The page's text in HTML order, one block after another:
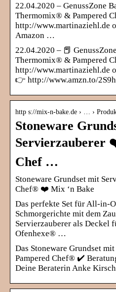
22.04.2020 – GenussZone
Thermomix® & Pampered
http://www.martinaziehl.de
Amazon …
22.04.2020 – 📕
Thermomix® & Pampered
http://www.martinaziehl.de
👉 http://www.amzn.to/
http s://mix-n-bake.de › … ›
Stoneware
Servierzauberer
Chef …
Stoneware Grundset mit
Chef® ❤️ Mix ‘n Bake
Das perfekte Set für All-in-
Schmorgerichte mit dem
Servierzauberer als Deckel
Ofenhexe® …
Das Stoneware Grundset
Pampered Chef® ✔️
Deine Beraterin Anke